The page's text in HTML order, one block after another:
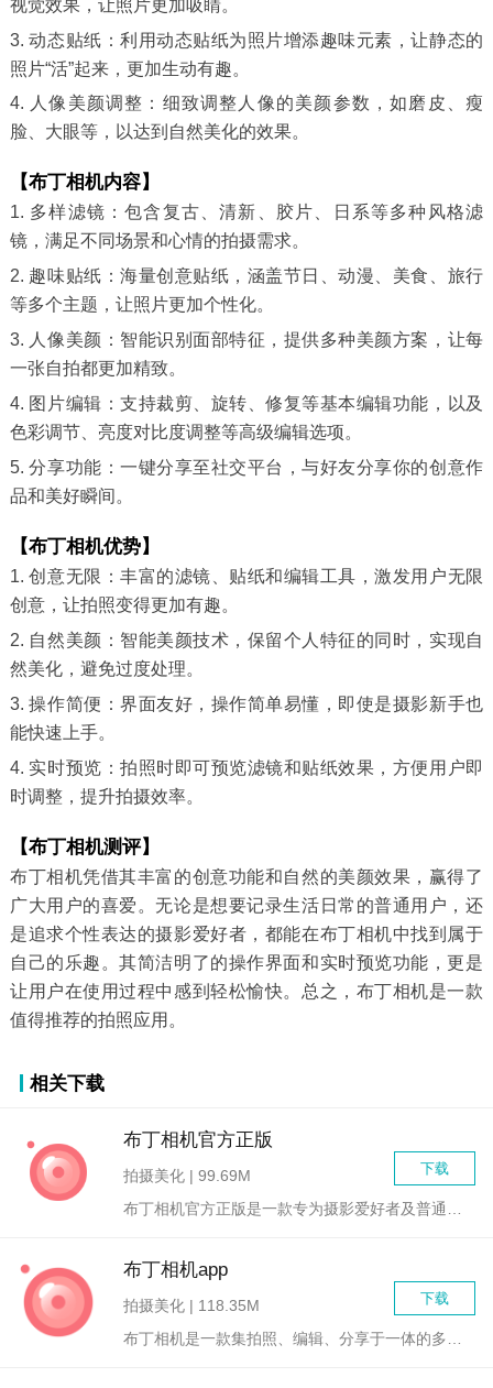
视觉效果，让照片更加吸睛。
3. 动态贴纸：利用动态贴纸为照片增添趣味元素，让静态的
照片“活”起来，更加生动有趣。
4. 人像美颜调整：细致调整人像的美颜参数，如磨皮、瘦
脸、大眼等，以达到自然美化的效果。
【布丁相机内容】
1. 多样滤镜：包含复古、清新、胶片、日系等多种风格滤
镜，满足不同场景和心情的拍摄需求。
2. 趣味贴纸：海量创意贴纸，涵盖节日、动漫、美食、旅行
等多个主题，让照片更加个性化。
3. 人像美颜：智能识别面部特征，提供多种美颜方案，让每
一张自拍都更加精致。
4. 图片编辑：支持裁剪、旋转、修复等基本编辑功能，以及
色彩调节、亮度对比度调整等高级编辑选项。
5. 分享功能：一键分享至社交平台，与好友分享你的创意作
品和美好瞬间。
【布丁相机优势】
1. 创意无限：丰富的滤镜、贴纸和编辑工具，激发用户无限
创意，让拍照变得更加有趣。
2. 自然美颜：智能美颜技术，保留个人特征的同时，实现自
然美化，避免过度处理。
3. 操作简便：界面友好，操作简单易懂，即使是摄影新手也
能快速上手。
4. 实时预览：拍照时即可预览滤镜和贴纸效果，方便用户即
时调整，提升拍摄效率。
【布丁相机测评】
布丁相机凭借其丰富的创意功能和自然的美颜效果，赢得了
广大用户的喜爱。无论是想要记录生活日常的普通用户，还
是追求个性表达的摄影爱好者，都能在布丁相机中找到属于
自己的乐趣。其简洁明了的操作界面和实时预览功能，更是
让用户在使用过程中感到轻松愉快。总之，布丁相机是一款
值得推荐的拍照应用。
相关下载
布丁相机官方正版
下载
拍摄美化 | 99.69M
布丁相机app
下载
拍摄美化 | 118.35M